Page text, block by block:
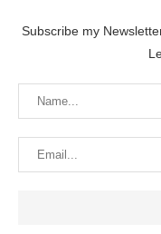
Subscribe my